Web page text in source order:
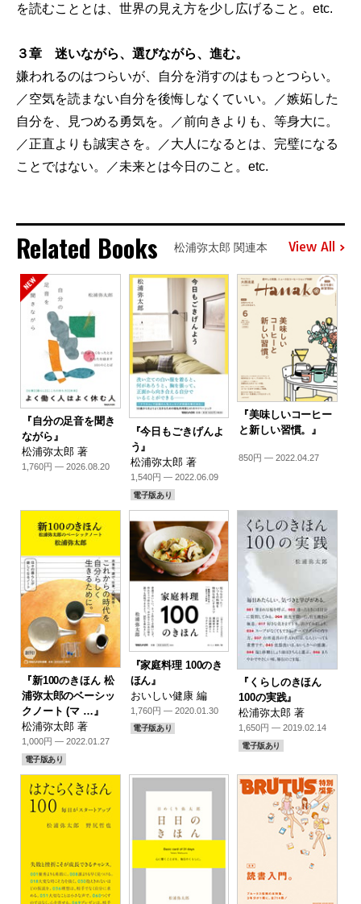
を読むこととは、世界の見え方を少し広げること。etc.
３章 迷いながら、選びながら、進む。
嫌われるのはつらいが、自分を消すのはもっとつらい。
／空気を読まない自分を後悔しなくていい。／嫉妬した
自分を、見つめる勇気を。／前向きよりも、等身大に。
／正直よりも誠実さを。／大人になるとは、完璧になる
ことではない。／未来とは今日のこと。etc.
Related Books 松浦弥太郎 関連本 View All
『自分の足音を聞き
ながら』
松浦弥太郎 著
1,760円 — 2026.08.20
『今日もごきげんよ
う』
松浦弥太郎 著
1,540円 — 2022.06.09
電子版あり
『美味しいコーヒー
と新しい習慣。』
850円 — 2022.04.27
『新100のきほん 松
浦弥太郎のベーシッ
クノート (マ …』
松浦弥太郎 著
1,000円 — 2022.01.27
電子版あり
『家庭料理 100のき
ほん』
おいしい健康 編
1,760円 — 2020.01.30
電子版あり
『くらしのきほん
100の実践』
松浦弥太郎 著
1,650円 — 2019.02.14
電子版あり